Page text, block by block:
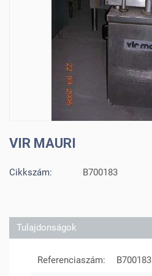
VIR MAURI
Cikkszám: B700183
Tulajdonságok
Referenciaszám: B700183